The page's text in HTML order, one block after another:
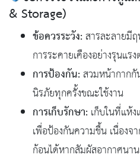
& Storage)
ข้อควรระวัง:สารละลายมี
การระคายเคืองอย่างรุนแร
การป้องกัน:สวมหน้ากาก
นิรภัยทุกครั้งขณะใช้งาน
การเก็บรักษา:เก็บในที่แห้
เพื่อป้องกันความชื้น เนื่องจ
ก้อนได้หากสัมผัสอากาศนา